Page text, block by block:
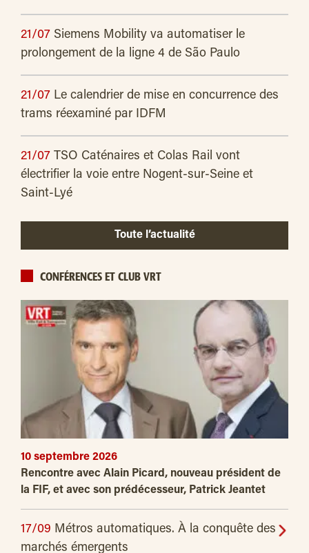
21/07 Siemens Mobility va automatiser le
prolongement de la ligne 4 de São Paulo
21/07 Le calendrier de mise en concurrence des
trams réexaminé par IDFM
21/07 TSO Caténaires et Colas Rail vont
électrifier la voie entre Nogent-sur-Seine et
Saint-Lyé
Toute l’actualité
CONFÉRENCES ET CLUB VRT
10 septembre 2026
Rencontre avec Alain Picard, nouveau président de
la FIF, et avec son prédécesseur, Patrick Jeantet
17/09 Métros automatiques. À la conquête des
marchés émergents